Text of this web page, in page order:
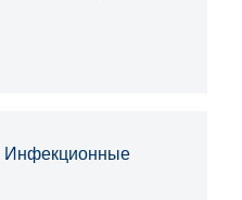
Инфекционные